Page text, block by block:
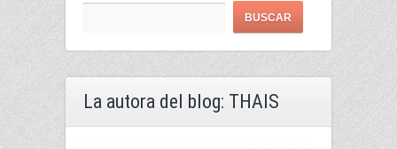
La autora del blog: THAIS